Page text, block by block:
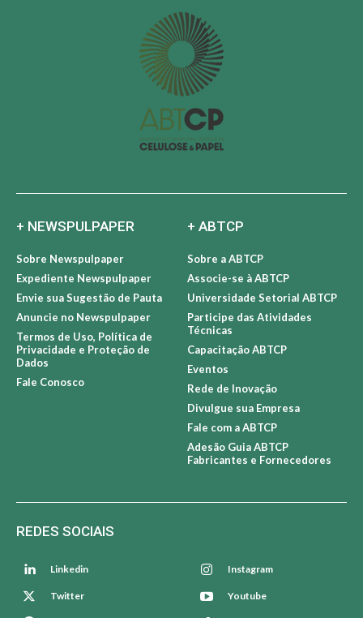
+ NEWSPULPAPER
Sobre Newspulpaper
Expediente Newspulpaper
Envie sua Sugestão de Pauta
Anuncie no Newspulpaper
Termos de Uso, Política de
Privacidade e Proteção de
+ ABTCP
Sobre a ABTCP
Associe-se à ABTCP
Universidade Setorial ABTCP
Participe das Atividades
Técnicas
Capacitação ABTCP
Eventos
Rede de Inovação
Divulgue sua Empresa
Fale com a ABTCP
Fabricantes e Fornecedores
REDES SOCIAIS